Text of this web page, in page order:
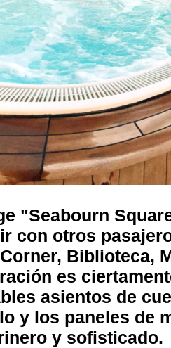
"Seabourn
con otros
Biblioteca,
es
asientos de
y los paneles de
y sofisticado.